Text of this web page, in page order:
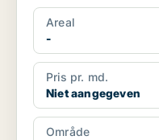
Areal
-
Pris pr. md.
Niet aangegeven
Område